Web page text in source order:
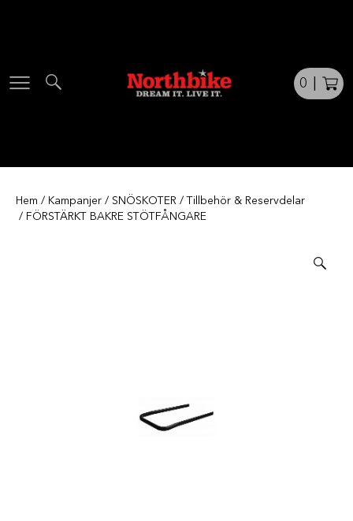
0
Hem / Kampanjer / SNÖSKOTER /
Tillbehör & Reservdelar
/ FÖRSTÄRKT BAKRE STÖTFÅNGARE